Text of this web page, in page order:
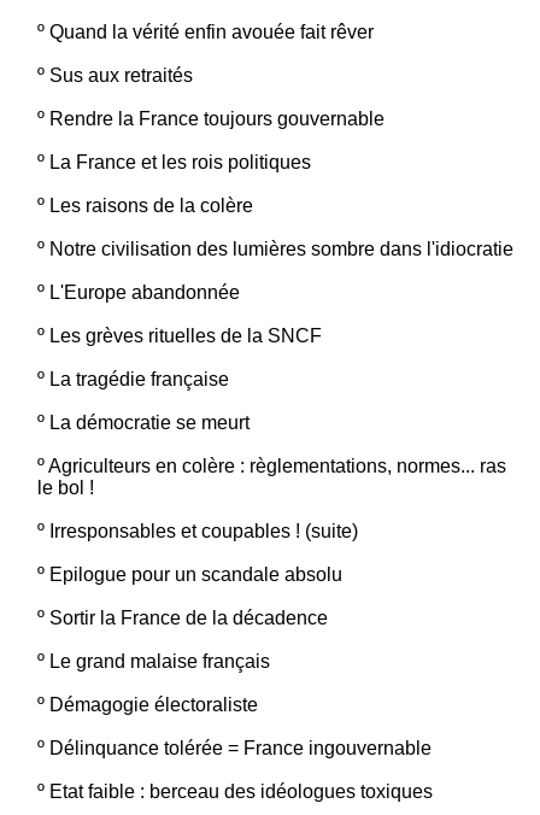
º Quand la vérité enfin avouée fait rêver
º Sus aux retraités
º Rendre la France toujours gouvernable
º La France et les rois politiques
º Les raisons de la colère
º Notre civilisation des lumières sombre dans l'idiocratie
º L'Europe abandonnée
º Les grèves rituelles de la SNCF
º La tragédie française
º La démocratie se meurt
ºAgriculteurs en colère : règlementations, normes... ras
le bol !
º Irresponsables et coupables ! (suite)
º Epilogue pour un scandale absolu
º Sortir la France de la décadence
º Le grand malaise français
º Démagogie électoraliste
º Délinquance tolérée = France ingouvernable
º Etat faible : berceau des idéologues toxiques